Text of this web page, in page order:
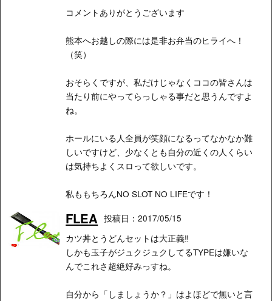
コメントありがとうございます
熊本へお越しの際には是非お弁当のヒライへ！
（笑）
おそらくですが、私だけじゃなくココの皆さんは
当たり前にやってらっしゃる事だと思うんですよ
ね。
ホールにいる人全員が笑顔になるってなかなか難
しいですけど、少なくとも自分の近くの人くらい
は気持ちよくスロって欲しいです。
私ももちろんNO SLOT NO LIFEです！
FLEA 投稿日：2017/05/15
カツ丼とうどんセットは大正義‼︎
しかも玉子がジュクジュクしてるTYPEは嫌いな
んでこれさ超絶好みっすね。
自分から「しましょうか？」はよほどで無いと言